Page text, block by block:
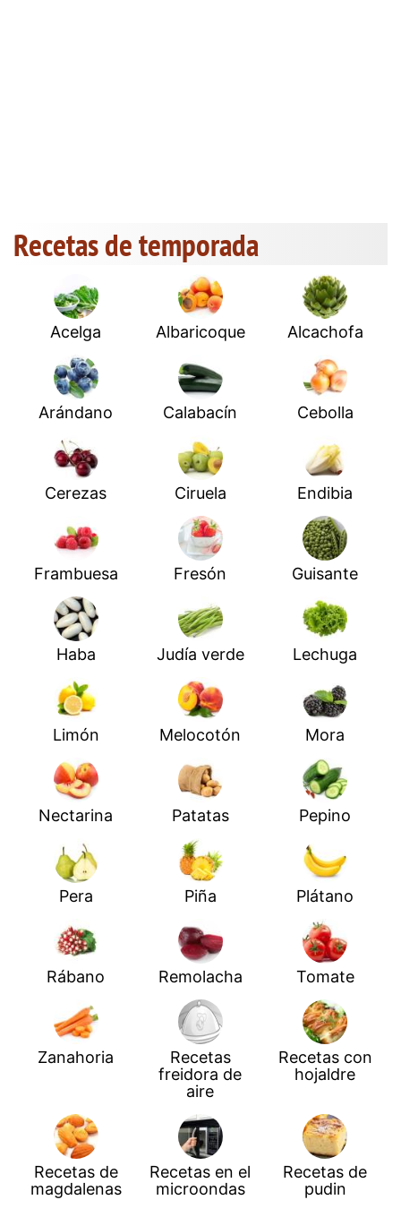
Recetas de temporada
Acelga Albaricoque Alcachofa
Arándano Calabacín Cebolla
Cerezas Ciruela Endibia
Frambuesa Fresón Guisante
Haba Judía verde Lechuga
Limón Melocotón Mora
Nectarina Patatas Pepino
Pera Piña Plátano
Rábano Remolacha Tomate
Zanahoria
Recetas
freidora de
aire
Recetas con
hojaldre
Recetas de
magdalenas
Recetas en el
microondas
Recetas de
pudin